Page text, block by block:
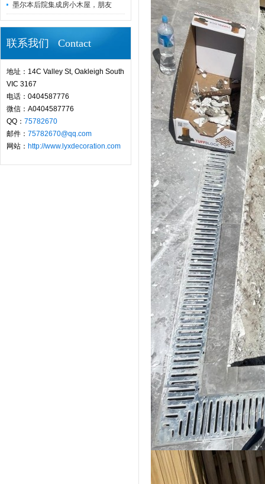
墨尔本后院集成房小木屋，朋友
联系我们 Contact
地址：14C Valley St, Oakleigh South
VIC 3167
电话：0404587776
微信：A0404587776
QQ： 75782670
邮件： 75782670@qq.com
网站： http://www.lyxdecoration.com